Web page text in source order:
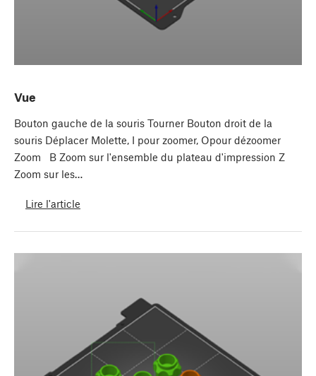
Vue
Bouton gauche de la souris Tourner Bouton droit de la
souris Déplacer Molette, I pour zoomer, Opour dézoomer
Zoom B Zoom sur l'ensemble du plateau d'impression Z
Zoom sur les…
Lire l'article